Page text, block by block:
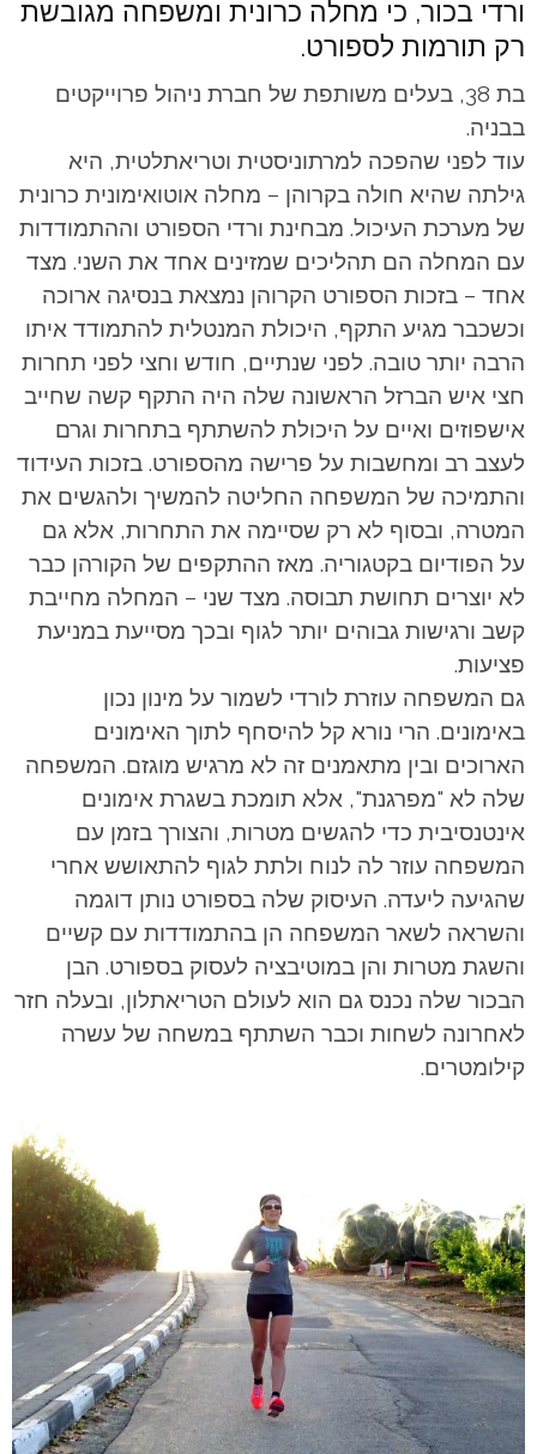
ורדי בכור, כי מחלה כרונית ומשפחה מגובשת
רק תורמות לספורט.
בת 38, בעלים משותפת של חברת ניהול פרוייקטים
בבניה.
עוד לפני שהפכה למרתוניסטית וטריאתלטית, היא
גילתה שהיא חולה בקרוהן – מחלה אוטואימונית כרונית
של מערכת העיכול. מבחינת ורדי הספורט וההתמודדות
עם המחלה הם תהליכים שמזינים אחד את השני. מצד
אחד – בזכות הספורט הקרוהן נמצאת בנסיגה ארוכה
וכשכבר מגיע התקף, היכולת המנטלית להתמודד איתו
הרבה יותר טובה. לפני שנתיים, חודש וחצי לפני תחרות
חצי איש הברזל הראשונה שלה היה התקף קשה שחייב
אישפוזים ואיים על היכולת להשתתף בתחרות וגרם
לעצב רב ומחשבות על פרישה מהספורט. בזכות העידוד
והתמיכה של המשפחה החליטה להמשיך ולהגשים את
המטרה, ובסוף לא רק שסיימה את התחרות, אלא גם
על הפודיום בקטגוריה. מאז ההתקפים של הקורהן כבר
לא יוצרים תחושת תבוסה. מצד שני – המחלה מחייבת
קשב ורגישות גבוהים יותר לגוף ובכך מסייעת במניעת
פציעות.
גם המשפחה עוזרת לורדי לשמור על מינון נכון
באימונים. הרי נורא קל להיסחף לתוך האימונים
הארוכים ובין מתאמנים זה לא מרגיש מוגזם. המשפחה
שלה לא "מפרגנת", אלא תומכת בשגרת אימונים
אינטנסיבית כדי להגשים מטרות, והצורך בזמן עם
המשפחה עוזר לה לנוח ולתת לגוף להתאושש אחרי
שהגיעה ליעדה. העיסוק שלה בספורט נותן דוגמה
והשראה לשאר המשפחה הן בהתמודדות עם קשיים
והשגת מטרות והן במוטיבציה לעסוק בספורט. הבן
הבכור שלה נכנס גם הוא לעולם הטריאתלון, ובעלה חזר
לאחרונה לשחות וכבר השתתף במשחה של עשרה
קילומטרים.